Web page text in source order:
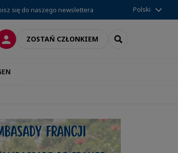
się do naszego newslettera Polski
LOGOWANIEZOSTAŃ CZŁONKIEM SEARCH